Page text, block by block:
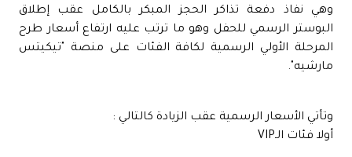
وهي نفاذ دفعة تذاكر الحجز المبكر بالكامل عقب إطلاق
البوستر الرسمي للحفل وهو ما ترتب عليه ارتفاع أسعار طرح
المرحلة الأولي الرسمية لكافة الفئات على منصة "تيكيتس
مارشيه".
وتأتي الأسعار الرسمية عقب الزيادة كالتالي :
أولا فئات الـVIP